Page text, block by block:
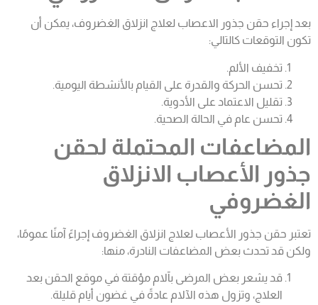
بعد إجراء حقن جذور الاعصاب لعلاج انزلاق الغضروف، يمكن أن
تكون التوقعات كالتالي:
تخفيف الألم.
تحسن الحركة والقدرة على القيام بالأنشطة اليومية.
تقليل الاعتماد على الأدوية.
تحسن عام في الحالة الصحية.
المضاعفات المحتملة لحقن
جذور الأعصاب الانزلاق
الغضروفي
تعتبر حقن جذور الأعصاب لعلاج انزلاق الغضروف إجراءً آمنًا عمومًا،
ولكن قد تحدث بعض المضاعفات النادرة، منها:
قد يشعر بعض المرضى بآلام مؤقتة في موقع الحقن بعد
العلاج، وتزول هذه الآلام عادةً في غضون أيام قليلة.